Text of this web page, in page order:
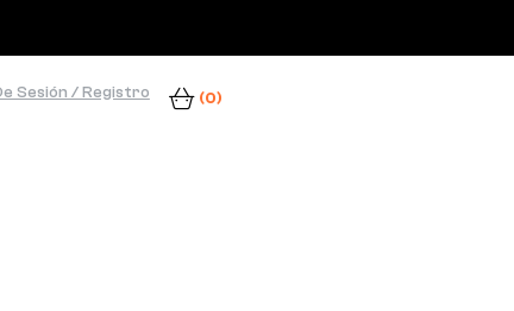
Sesión / Registro (0)